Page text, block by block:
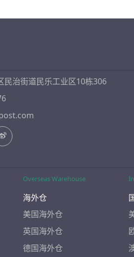
民治街道民乐工业区10栋306
Overseas Warehouse
海外仓
美国海外仓
英国海外仓
德国海外仓